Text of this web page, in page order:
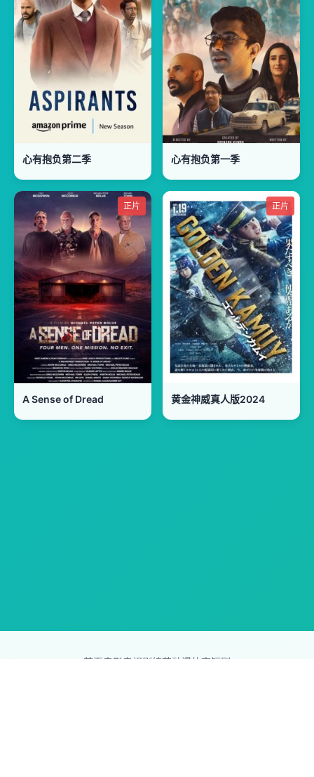
心有抱负第二季 心有抱负第一季
正片
A Sense of Dread
正片
黄金神威真人版2024
首页电影电视剧综艺动漫体育短剧